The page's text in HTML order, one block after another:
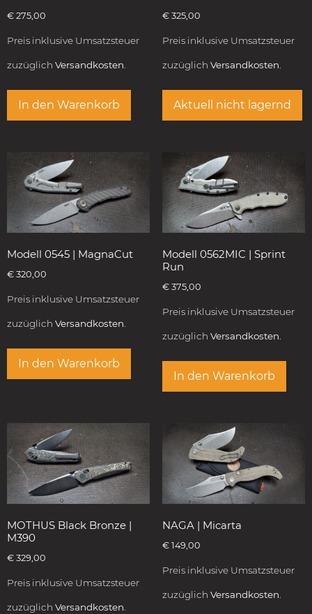
€ 275,00
Preis inklusive Umsatzsteuer
zuzüglich Versandkosten.
In den Warenkorb
€325,00
Preis inklusive Umsatzsteuer
zuzüglich Versandkosten.
Aktuell nicht lagernd
Modell 0545 | MagnaCut
€ 320,00
Preis inklusive Umsatzsteuer
zuzüglich Versandkosten.
In den Warenkorb
Modell 0562MIC | Sprint
Run
€375,00
Preis inklusive Umsatzsteuer
zuzüglich Versandkosten.
In den Warenkorb
MOTHUS Black Bronze |
M390
€ 329,00
Preis inklusive Umsatzsteuer
zuzüglich Versandkosten.
NAGA | Micarta
€149,00
Preis inklusive Umsatzsteuer
zuzüglich Versandkosten.